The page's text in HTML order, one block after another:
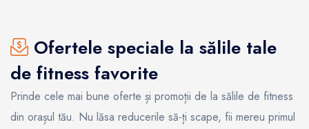
Ofertele speciale la sălile tale
de fitness favorite
Prinde cele mai bune oferte și promoții de la sălile de fitness
din orașul tău. Nu lăsa reducerile să-ți scape, fii mereu primul